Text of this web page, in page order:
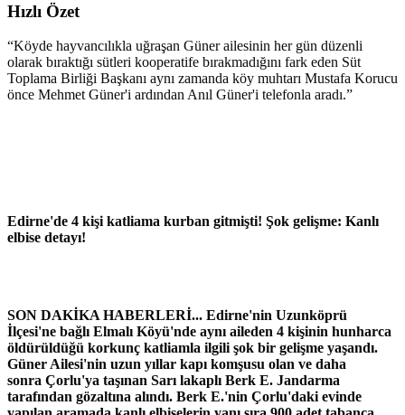
Hızlı Özet
“Köyde hayvancılıkla uğraşan Güner ailesinin her gün düzenli
olarak bıraktığı sütleri kooperatife bırakmadığını fark eden Süt
Toplama Birliği Başkanı aynı zamanda köy muhtarı Mustafa Korucu
önce Mehmet Güner'i ardından Anıl Güner'i telefonla aradı.”
Edirne'de 4 kişi katliama kurban gitmişti! Şok gelişme: Kanlı
elbise detayı!
SON DAKİKA HABERLERİ... Edirne'nin Uzunköprü
İlçesi'ne bağlı Elmalı Köyü'nde aynı aileden 4 kişinin hunharca
öldürüldüğü korkunç katliamla ilgili şok bir gelişme yaşandı.
Güner Ailesi'nin uzun yıllar kapı komşusu olan ve daha
sonra Çorlu'ya taşınan Sarı lakaplı Berk E. Jandarma
tarafından gözaltına alındı. Berk E.'nin Çorlu'daki evinde